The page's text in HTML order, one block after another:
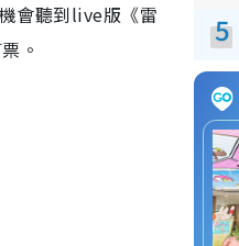
會聽到live版《雷
。
5